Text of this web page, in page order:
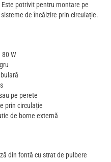
potrivit pentru montare pe
de încălzire prin circulație.
W
pe perete
prin circulație
de borne externă
din fontă cu strat de pulbere